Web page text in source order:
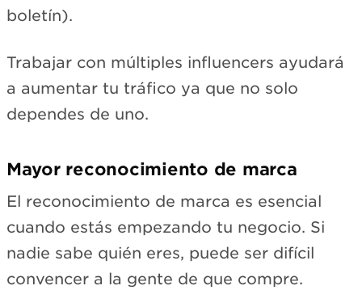
boletín).
Trabajar con múltiples influencers ayudará
a aumentar tu tráfico ya que no solo
dependes de uno.
Mayor reconocimiento de marca
El reconocimiento de marca es esencial
cuando estás empezando tu negocio. Si
nadie sabe quién eres, puede ser difícil
convencer a la gente de que compre.